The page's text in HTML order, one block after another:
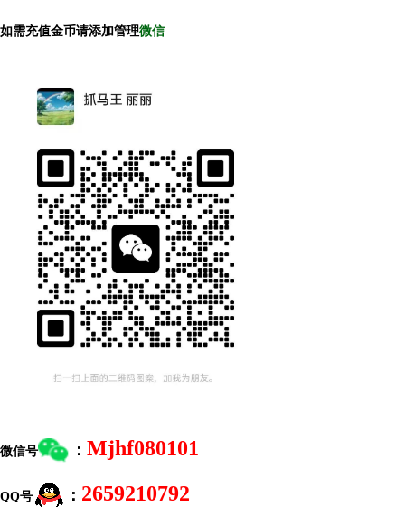
如需充值金币请添加管理微信
微信号 ： Mjhf080101
QQ号 ： 2659210792